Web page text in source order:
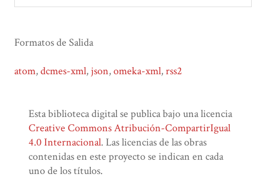
Formatos de Salida
atom,dcmes-xml, json,omeka-xml,rss2
Esta biblioteca digital se publica bajo una licencia
Creative Commons Atribución-CompartirIgual
4.0 Internacional. Las licencias de las obras
contenidas en este proyecto se indican en cada
uno de los títulos.